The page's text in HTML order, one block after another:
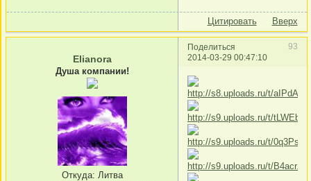
Цитировать Вверх
Поделиться
93
2014-03-29 00:47:10
Elianora
Душа компании!
Откуда: Литва